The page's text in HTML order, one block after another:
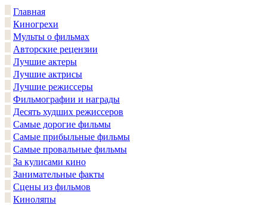
Главная
Киногрехи
Мульты о фильмах
Авторские рецензии
Лучшие актеры
Лучшие актрисы
Лучшие режиссеры
Фильмографии и награды
Десять худших режиссеров
Самые дорогие фильмы
Самые прибыльные фильмы
Самые провальные фильмы
За кулисами кино
Занимательные факты
Сцены из фильмов
Киноляпы